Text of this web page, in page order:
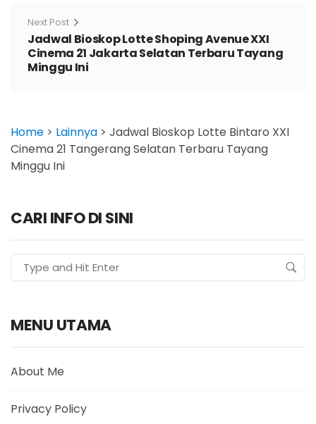
Next Post
Jadwal Bioskop Lotte Shoping Avenue XXI
Cinema 21 Jakarta Selatan Terbaru Tayang
Minggu Ini
Home > Lainnya > Jadwal Bioskop Lotte Bintaro XXI
Cinema 21 Tangerang Selatan Terbaru Tayang
Minggu Ini
CARI INFO DI SINI
MENU UTAMA
About Me
Privacy Policy